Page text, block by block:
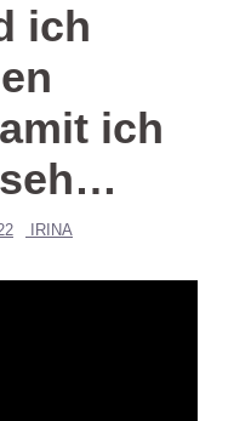
ich
ich
IRINA